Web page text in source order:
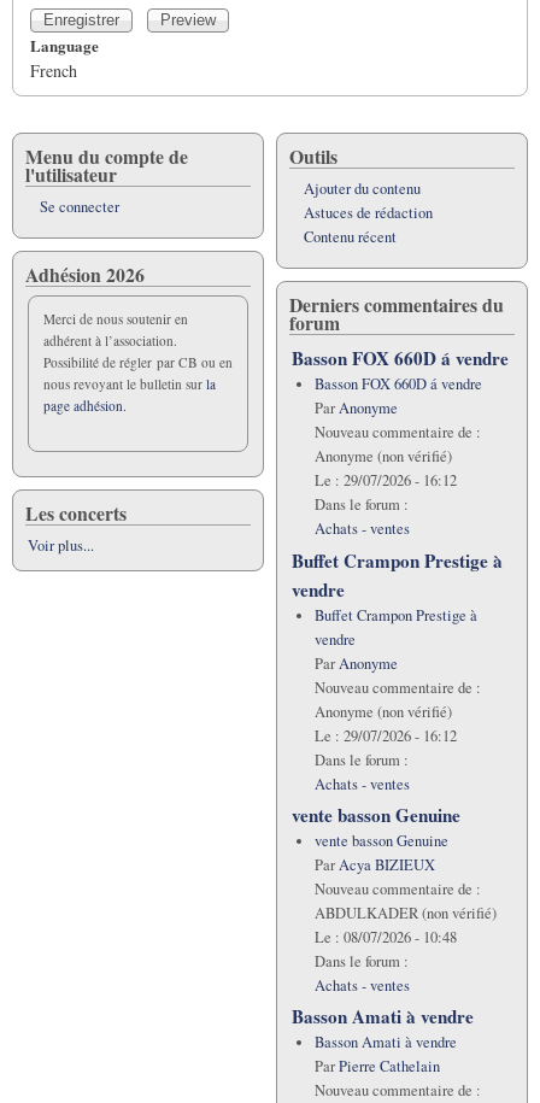
Language
French
Menu du compte de
l'utilisateur
Se connecter
Adhésion 2026
Merci de nous soutenir en
adhérent à l’association.
Possibilité de régler par CB ou en
nous revoyant le bulletin sur la
page adhésion.
Les concerts
Voir plus...
Outils
Ajouter du contenu
Astuces de rédaction
Contenu récent
Derniers commentaires du
forum
Basson FOX 660D á vendre
Basson FOX 660D á vendre
ParAnonyme
Nouveau commentaire de :
Anonyme (non vérifié)
Le : 29/07/2026 - 16:12
Dans le forum :
Achats - ventes
Buffet Crampon Prestige à
vendre
Buffet Crampon Prestige à
vendre
ParAnonyme
Nouveau commentaire de :
Anonyme (non vérifié)
Le : 29/07/2026 - 16:12
Dans le forum :
Achats - ventes
vente basson Genuine
vente basson Genuine
ParAcya BIZIEUX
Nouveau commentaire de :
ABDULKADER (non vérifié)
Le : 08/07/2026 - 10:48
Dans le forum :
Achats - ventes
Basson Amati à vendre
Basson Amati à vendre
ParPierre Cathelain
Nouveau commentaire de :